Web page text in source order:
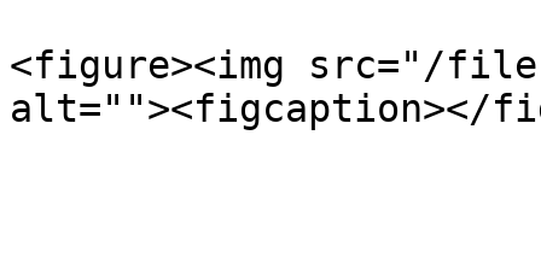
<figure><img src="/files/